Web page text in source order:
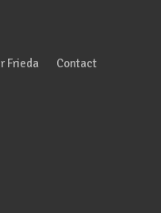
Frieda Contact